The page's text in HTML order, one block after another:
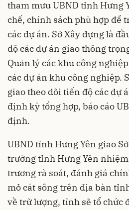
tham mưu UBND tỉnh Hưng
chế, chính sách phù hợp để
các dự án. Sở Xây dựng là
độ các dự án giao thông
Quản lý các khu công
các dự án khu công nghiệp.
giao theo dõi tiến độ các dự
định kỳ tổng hợp, báo cáo
định.
UBND tỉnh Hưng Yên giao
trường tỉnh Hưng Yên
trương rà soát, đánh giá
mỏ cát sông trên địa bàn
về trữ lượng, tỉnh sẽ tổ chức